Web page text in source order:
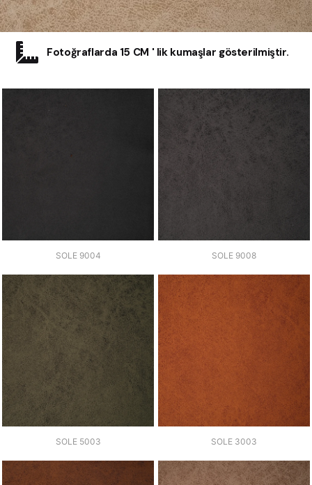
Fotoğraflarda 15 CM ' lik kumaşlar gösterilmiştir.
SOLE 9004 SOLE 9008
SOLE 5003 SOLE 3003